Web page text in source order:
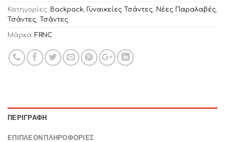
Κατηγορίες: Backpack, Γυναικείες Τσάντες, Νέες Παραλαβές,
Τσάντες, Τσάντες
Μάρκα: FRNC
ΠΕΡΙΓΡΑΦΉ
ΕΠΙΠΛΈΟΝ ΠΛΗΡΟΦΟΡΊΕΣ